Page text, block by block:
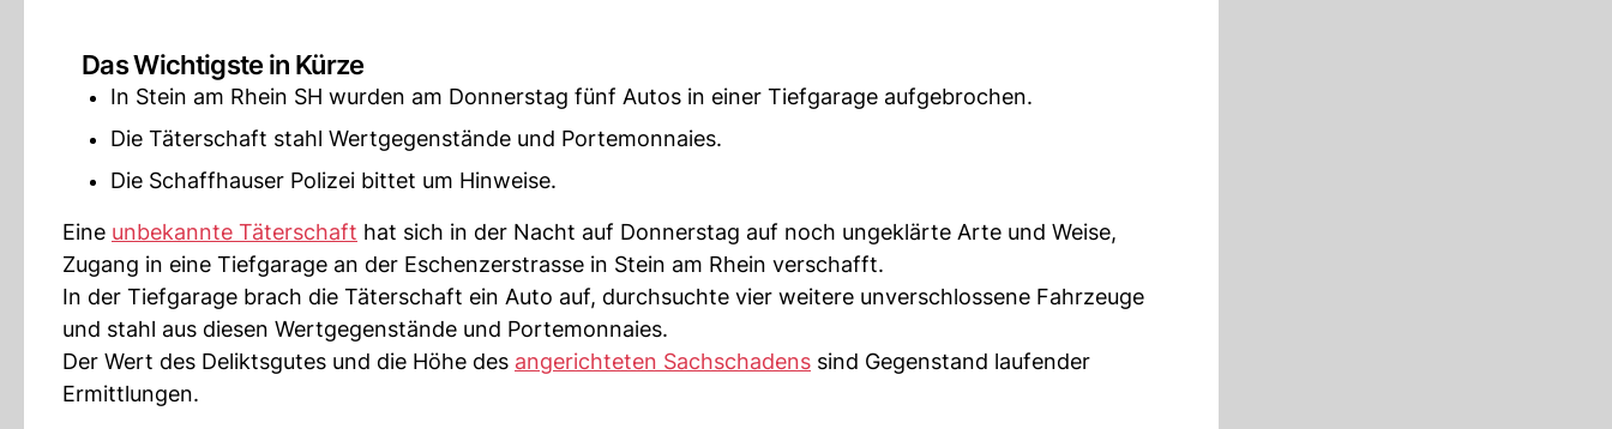
Das Wichtigste in Kürze
In Stein am Rhein SH wurden am Donnerstag fünf Autos in einer Tiefgarage aufgebrochen.
Die Täterschaft stahl Wertgegenstände und Portemonnaies.
Die Schaffhauser Polizei bittet um Hinweise.
Eine unbekannte Täterschaft hat sich in der Nacht auf Donnerstag auf noch ungeklärte Arte und Weise,
Zugang in eine Tiefgarage an der Eschenzerstrasse in Stein am Rhein verschafft.
In der Tiefgarage brach die Täterschaft ein Auto auf, durchsuchte vier weitere unverschlossene Fahrzeuge
und stahl aus diesen Wertgegenstände und Portemonnaies.
Der Wert des Deliktsgutes und die Höhe des angerichteten Sachschadens sind Gegenstand laufender
Ermittlungen.